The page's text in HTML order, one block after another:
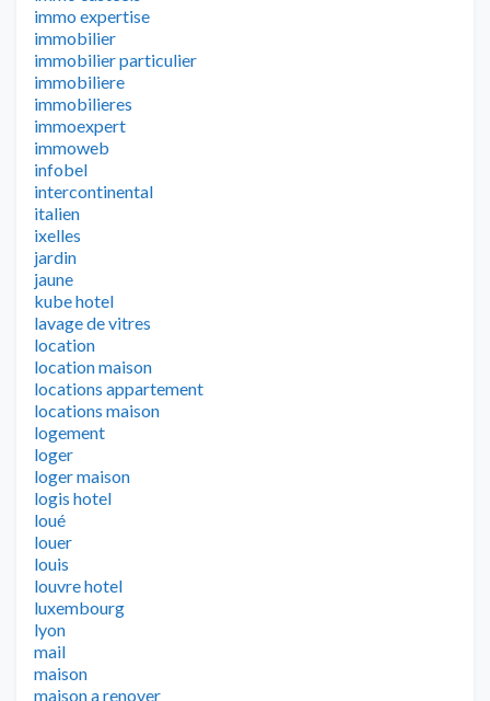
immo expertise
immobilier
immobilier particulier
immobiliere
immobilieres
immoexpert
immoweb
infobel
intercontinental
italien
ixelles
jardin
jaune
kube hotel
lavage de vitres
location
location maison
locations appartement
locations maison
logement
loger
loger maison
logis hotel
loué
louer
louis
louvre hotel
luxembourg
lyon
mail
maison
maison a renover